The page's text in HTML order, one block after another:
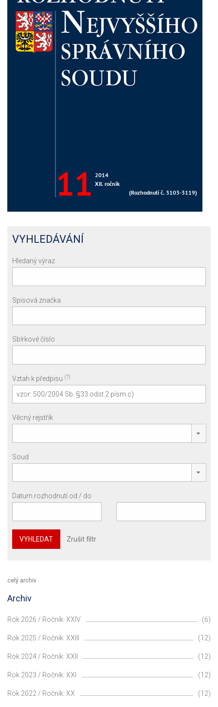
VYHLEDÁVÁNÍ
Hledaný výraz
Spisová značka
Sbírkové číslo
Vztah k předpisu (?)
Věcný rejstřík
Soud
Datum rozhodnutí od / do
VYHLEDAT Zrušit filtr
celý archiv
Archiv
Rok 2026 / Ročník: XXIV (6)
Rok 2025 / Ročník: XXIII (12)
Rok 2024 / Ročník: XXII (12)
Rok 2023 / Ročník: XXI (12)
Rok 2022 / Ročník: XX (12)